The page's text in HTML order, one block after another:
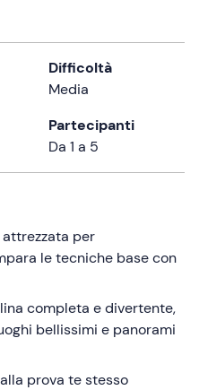
Difficoltà
Media
Partecipanti
Da 1 a 5
per
le tecniche base con
completa e divertente,
bellissimi e panorami
prova te stesso